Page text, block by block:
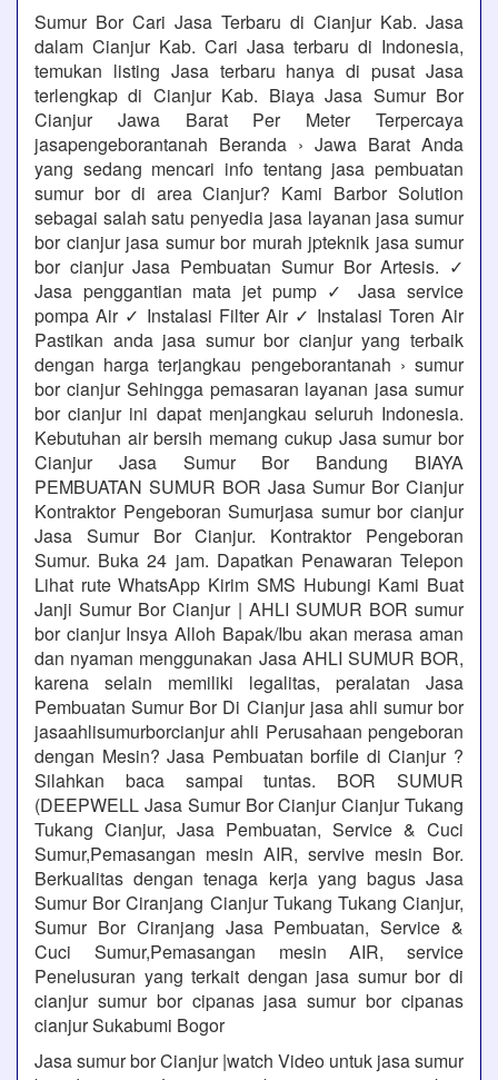
Sumur Bor Cari Jasa Terbaru di Cianjur Kab. Jasa
dalam Cianjur Kab. Cari Jasa terbaru di Indonesia,
temukan listing Jasa terbaru hanya di pusat Jasa
terlengkap di Cianjur Kab. Biaya Jasa Sumur Bor
Cianjur Jawa Barat Per Meter Terpercaya
jasapengeborantanah Beranda › Jawa Barat Anda
yang sedang mencari info tentang jasa pembuatan
sumur bor di area Cianjur? Kami Barbor Solution
sebagai salah satu penyedia jasa layanan jasa sumur
bor cianjur jasa sumur bor murah jpteknik jasa sumur
bor cianjur Jasa Pembuatan Sumur Bor Artesis. ✓
Jasa penggantian mata jet pump ✓ Jasa service
pompa Air ✓ Instalasi Filter Air ✓ Instalasi Toren Air
Pastikan anda jasa sumur bor cianjur yang terbaik
dengan harga terjangkau pengeborantanah › sumur
bor cianjur Sehingga pemasaran layanan jasa sumur
bor cianjur ini dapat menjangkau seluruh Indonesia.
Kebutuhan air bersih memang cukup Jasa sumur bor
Cianjur Jasa Sumur Bor Bandung BIAYA
PEMBUATAN SUMUR BOR Jasa Sumur Bor Cianjur
Kontraktor Pengeboran Sumurjasa sumur bor cianjur
Jasa Sumur Bor Cianjur. Kontraktor Pengeboran
Sumur. Buka 24 jam. Dapatkan Penawaran Telepon
Lihat rute WhatsApp Kirim SMS Hubungi Kami Buat
Janji Sumur Bor Cianjur | AHLI SUMUR BOR sumur
bor cianjur Insya Alloh Bapak/Ibu akan merasa aman
dan nyaman menggunakan Jasa AHLI SUMUR BOR,
karena selain memiliki legalitas, peralatan Jasa
Pembuatan Sumur Bor Di Cianjur jasa ahli sumur bor
jasaahlisumurborcianjur ahli Perusahaan pengeboran
dengan Mesin? Jasa Pembuatan borfile di Cianjur ?
Silahkan baca sampai tuntas. BOR SUMUR
(DEEPWELL Jasa Sumur Bor Cianjur Cianjur Tukang
Tukang Cianjur, Jasa Pembuatan, Service & Cuci
Sumur,Pemasangan mesin AIR, servive mesin Bor.
Berkualitas dengan tenaga kerja yang bagus Jasa
Sumur Bor Ciranjang Cianjur Tukang Tukang Cianjur,
Sumur Bor Ciranjang Jasa Pembuatan, Service &
Cuci Sumur,Pemasangan mesin AIR, service
Penelusuran yang terkait dengan jasa sumur bor di
cianjur sumur bor cipanas jasa sumur bor cipanas
cianjur Sukabumi Bogor
Jasa sumur bor Cianjur |watch Video untuk jasa sumur